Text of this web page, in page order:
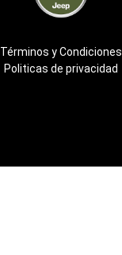
Términos y Condiciones
Politicas de privacidad